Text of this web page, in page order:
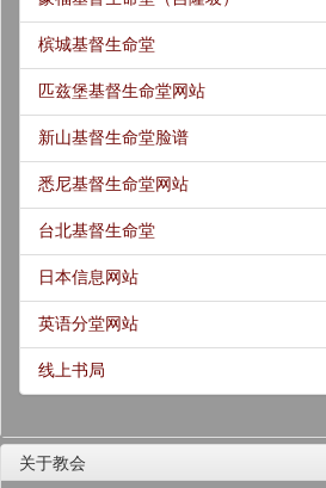
槟城基督生命堂
匹兹堡基督生命堂网站
新山基督生命堂脸谱
悉尼基督生命堂网站
台北基督生命堂
日本信息网站
英语分堂网站
线上书局
关于教会